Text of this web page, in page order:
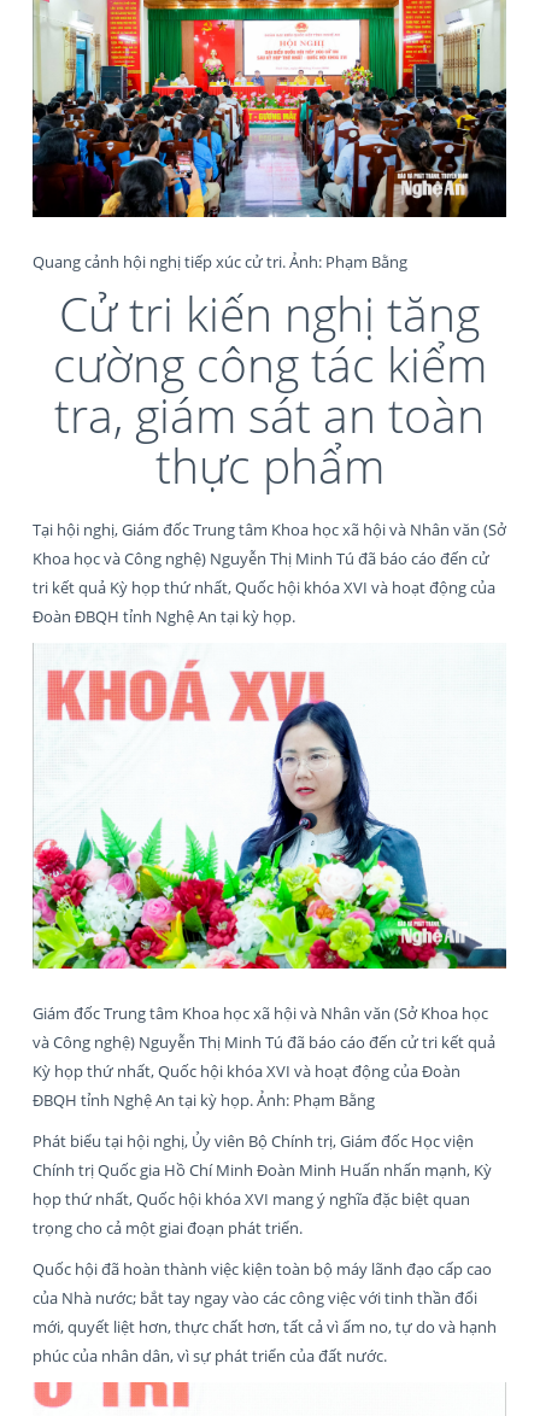
Quang cảnh hội nghị tiếp xúc cử tri. Ảnh: Phạm Bằng
Cử tri kiến nghị tăng
cường công tác kiểm
tra, giám sát an toàn
thực phẩm
Tại hội nghị, Giám đốc Trung tâm Khoa học xã hội và Nhân văn (Sở
Khoa học và Công nghệ) Nguyễn Thị Minh Tú đã báo cáo đến cử
tri kết quả Kỳ họp thứ nhất, Quốc hội khóa XVI và hoạt động của
Đoàn ĐBQH tỉnh Nghệ An tại kỳ họp.
Giám đốc Trung tâm Khoa học xã hội và Nhân văn (Sở Khoa học
và Công nghệ) Nguyễn Thị Minh Tú đã báo cáo đến cử tri kết quả
Kỳ họp thứ nhất, Quốc hội khóa XVI và hoạt động của Đoàn
ĐBQH tỉnh Nghệ An tại kỳ họp. Ảnh: Phạm Bằng
Phát biểu tại hội nghị, Ủy viên Bộ Chính trị, Giám đốc Học viện
Chính trị Quốc gia Hồ Chí Minh Đoàn Minh Huấn nhấn mạnh, Kỳ
họp thứ nhất, Quốc hội khóa XVI mang ý nghĩa đặc biệt quan
trọng cho cả một giai đoạn phát triển.
Quốc hội đã hoàn thành việc kiện toàn bộ máy lãnh đạo cấp cao
của Nhà nước; bắt tay ngay vào các công việc với tinh thần đổi
mới, quyết liệt hơn, thực chất hơn, tất cả vì ấm no, tự do và hạnh
phúc của nhân dân, vì sự phát triển của đất nước.